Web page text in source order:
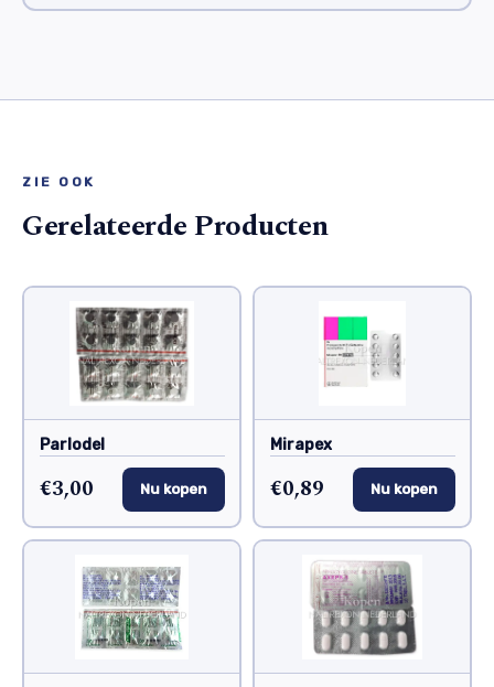
ZIE OOK
Gerelateerde Producten
Parlodel
€3,00 Nu kopen
Mirapex
€0,89 Nu kopen